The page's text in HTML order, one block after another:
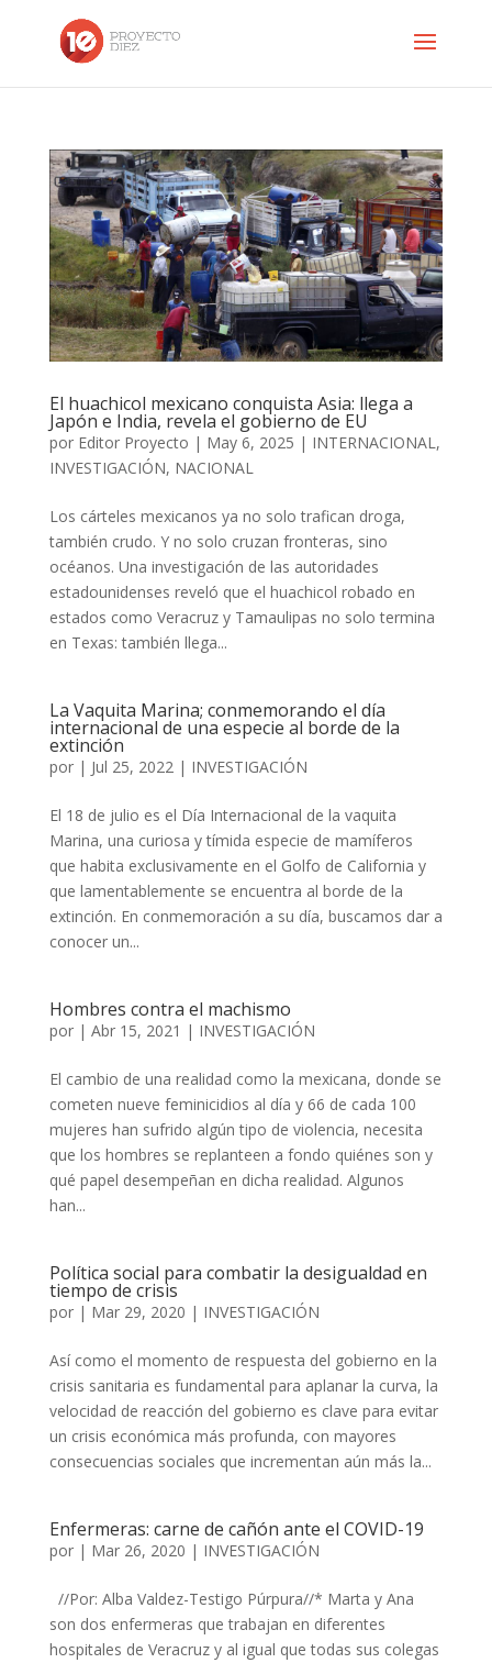
El huachicol mexicano conquista Asia: llega a
Japón e India, revela el gobierno de EU
por Editor Proyecto | May 6, 2025 | INTERNACIONAL,
INVESTIGACIÓN, NACIONAL
Los cárteles mexicanos ya no solo trafican droga,
también crudo. Y no solo cruzan fronteras, sino
océanos. Una investigación de las autoridades
estadounidenses reveló que el huachicol robado en
estados como Veracruz y Tamaulipas no solo termina
en Texas: también llega...
La Vaquita Marina; conmemorando el día
internacional de una especie al borde de la
extinción
por | Jul 25, 2022| INVESTIGACIÓN
El 18 de julio es el Día Internacional de la vaquita
Marina, una curiosa y tímida especie de mamíferos
que habita exclusivamente en el Golfo de California y
que lamentablemente se encuentra al borde de la
extinción. En conmemoración a su día, buscamos dar a
conocer un...
Hombres contra el machismo
por | Abr 15, 2021 | INVESTIGACIÓN
El cambio de una realidad como la mexicana, donde se
cometen nueve feminicidios al día y 66 de cada 100
mujeres han sufrido algún tipo de violencia, necesita
que los hombres se replanteen a fondo quiénes son y
qué papel desempeñan en dicha realidad. Algunos
han...
Política social para combatir la desigualdad en
tiempo de crisis
por | Mar 29, 2020 | INVESTIGACIÓN
Así como el momento de respuesta del gobierno en la
crisis sanitaria es fundamental para aplanar la curva, la
velocidad de reacción del gobierno es clave para evitar
un crisis económica más profunda, con mayores
consecuencias sociales que incrementan aún más la...
Enfermeras: carne de cañón ante el COVID-19
por | Mar 26, 2020 | INVESTIGACIÓN
//Por: Alba Valdez-Testigo Púrpura//* Marta y Ana
son dos enfermeras que trabajan en diferentes
hospitales de Veracruz y al igual que todas sus colegas